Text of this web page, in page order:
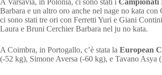
A Varsavia, in Polonia, ci sono stati i Campionati
Barbara e un altro oro anche nel nage no kata
ci sono stati tre ori con Ferretti Yuri e Giani
Laura e Bruni Cerchier Barbara nel ju no kata.
A Coimbra, in Portogallo, c’è stata la European
(-52 kg), Simone Aversa (-60 kg), e Tavano